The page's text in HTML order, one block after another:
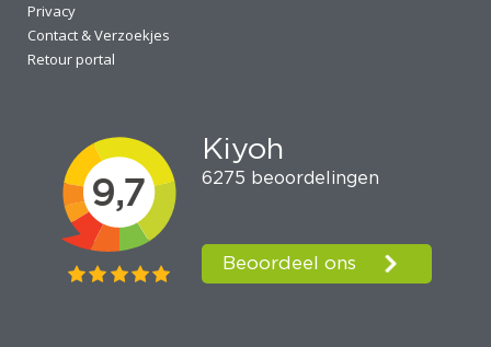
Privacy
Contact & Verzoekjes
Retour portal